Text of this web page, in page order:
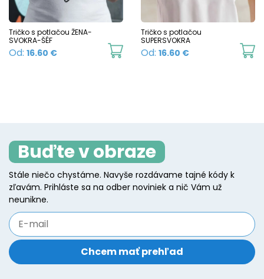
chosen
on
Tričko s potlačou ŽENA-
SVOKRA-ŠÉF
Od: 16.60 €
This
options
may
be
on
product
page
Tričko s potlačou
SUPERSVOKRA
Od: 16.60 €
Buďte v obraze
Stále niečo chystáme. Navyše rozdávame tajné kódy k
zľavám. Prihláste sa na odber noviniek a nič Vám už
neunikne.